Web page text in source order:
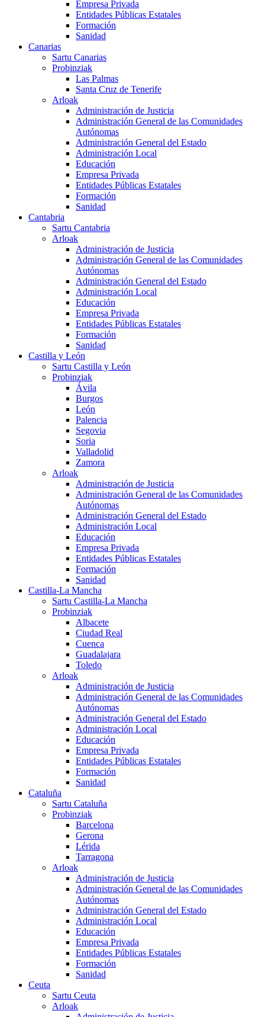
Empresa Privada
Entidades Públicas Estatales
Formación
Sanidad
Canarias
Sartu Canarias
Probinziak
Las Palmas
Santa Cruz de Tenerife
Arloak
Administración de Justicia
Administración General de las Comunidades
Autónomas
Administración General del Estado
Administración Local
Educación
Empresa Privada
Entidades Públicas Estatales
Formación
Sanidad
Cantabria
Sartu Cantabria
Arloak
Administración de Justicia
Administración General de las Comunidades
Autónomas
Administración General del Estado
Administración Local
Educación
Empresa Privada
Entidades Públicas Estatales
Formación
Sanidad
Castilla y León
Sartu Castilla y León
Probinziak
Ávila
Burgos
León
Palencia
Segovia
Soria
Valladolid
Zamora
Arloak
Administración de Justicia
Administración General de las Comunidades
Autónomas
Administración General del Estado
Administración Local
Educación
Empresa Privada
Entidades Públicas Estatales
Formación
Sanidad
Castilla-La Mancha
Sartu Castilla-La Mancha
Probinziak
Albacete
Ciudad Real
Cuenca
Guadalajara
Toledo
Arloak
Administración de Justicia
Administración General de las Comunidades
Autónomas
Administración General del Estado
Administración Local
Educación
Empresa Privada
Entidades Públicas Estatales
Formación
Sanidad
Cataluña
Sartu Cataluña
Probinziak
Barcelona
Gerona
Lérida
Tarragona
Arloak
Administración de Justicia
Administración General de las Comunidades
Autónomas
Administración General del Estado
Administración Local
Educación
Empresa Privada
Entidades Públicas Estatales
Formación
Sanidad
Ceuta
Sartu Ceuta
Arloak